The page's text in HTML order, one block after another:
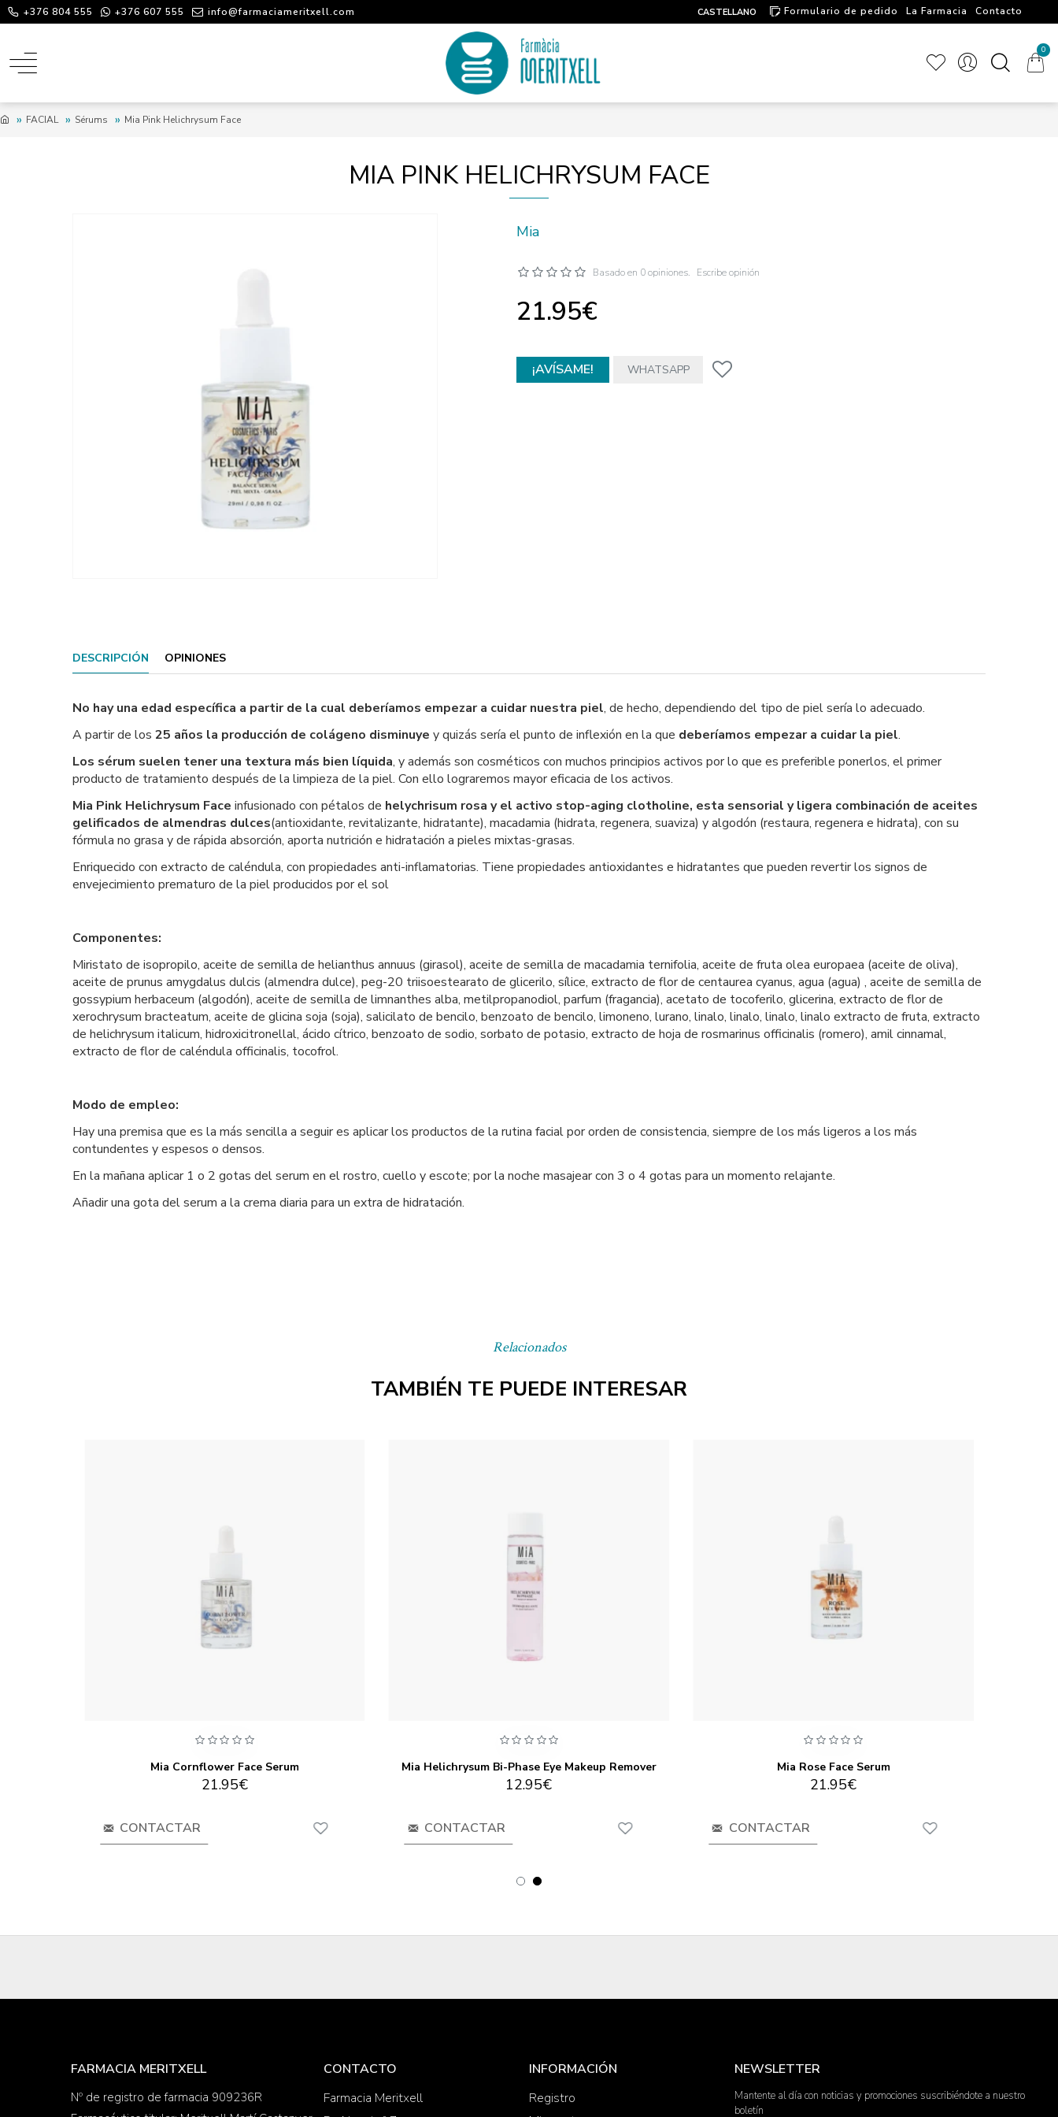
+376 804 555 +376 607 555 info@farmaciameritxell.com CASTELLANO Formulario de pedido La Farmacia
Contacto
0
FACIAL Sérums Mia Pink Helichrysum Face
MIA PINK HELICHRYSUM FACE
Mia
Basado en 0 opiniones. Escribe opinión
21.95€
¡AVÍSAME! WHATSAPP
Relacionados
TAMBIÉN TE PUEDE INTERESAR
Mia Cornflower Face Serum
21.95€
CONTACTAR
Mia Helichrysum Bi-Phase Eye Makeup Remover
12.95€
CONTACTAR
Mia Rose Face Serum
21.95€
CONTACTAR
DESCRIPCIÓN OPINIONES
No hay una edad específica a partir de la cual deberíamos empezar a cuidar nuestra piel, de hecho, dependiendo del tipo de piel sería lo adecuado.
A partir de los 25 años la producción de colágeno disminuye y quizás sería el punto de inflexión en la que deberíamos empezar a cuidar la piel.
Los sérum suelen tener una textura más bien líquida, y además son cosméticos con muchos principios activos por lo que es preferible ponerlos, el primer
producto de tratamiento después de la limpieza de la piel. Con ello lograremos mayor eficacia de los activos.
Mia Pink Helichrysum Face infusionado con pétalos de helychrisum rosa y el activo stop-aging clotholine, esta sensorial y ligera combinación de aceites
gelificados de almendras dulces(antioxidante, revitalizante, hidratante), macadamia (hidrata, regenera, suaviza) y algodón (restaura, regenera e hidrata), con su
fórmula no grasa y de rápida absorción, aporta nutrición e hidratación a pieles mixtas-grasas.
Enriquecido con extracto de caléndula, con propiedades anti-inflamatorias. Tiene propiedades antioxidantes e hidratantes que pueden revertir los signos de
envejecimiento prematuro de la piel producidos por el sol
Componentes:
Miristato de isopropilo, aceite de semilla de helianthus annuus (girasol), aceite de semilla de macadamia ternifolia, aceite de fruta olea europaea (aceite de oliva),
aceite de prunus amygdalus dulcis (almendra dulce), peg-20 triisoestearato de glicerilo, sílice, extracto de flor de centaurea cyanus, agua (agua) , aceite de semilla de
gossypium herbaceum (algodón), aceite de semilla de limnanthes alba, metilpropanodiol, parfum (fragancia), acetato de tocoferilo, glicerina, extracto de flor de
xerochrysum bracteatum, aceite de glicina soja (soja), salicilato de bencilo, benzoato de bencilo, limoneno, lurano, linalo, linalo, linalo, linalo extracto de fruta, extracto
de helichrysum italicum, hidroxicitronellal, ácido cítrico, benzoato de sodio, sorbato de potasio, extracto de hoja de rosmarinus officinalis (romero), amil cinnamal,
extracto de flor de caléndula officinalis, tocofrol.
Modo de empleo:
Hay una premisa que es la más sencilla a seguir es aplicar los productos de la rutina facial por orden de consistencia, siempre de los más ligeros a los más
contundentes y espesos o densos.
En la mañana aplicar 1 o 2 gotas del serum en el rostro, cuello y escote; por la noche masajear con 3 o 4 gotas para un momento relajante.
Añadir una gota del serum a la crema diaria para un extra de hidratación.
FARMACIA MERITXELL
Nº de registro de farmacia 909236R
CONTACTO
Farmacia Meritxell
INFORMACIÓN
Registro
NEWSLETTER
Mantente al día con noticias y promociones suscribiéndote a nuestro
boletín